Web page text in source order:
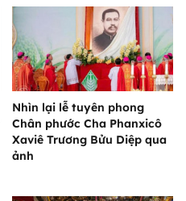
Nhìn lại lễ tuyên phong
Chân phước Cha Phanxicô
Xaviê Trương Bửu Diệp qua
ảnh